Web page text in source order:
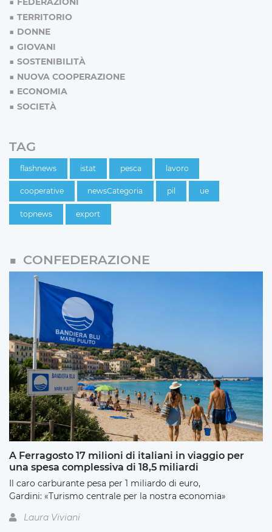
TERRITORIO
DONNE
GIOVANI
SOSTENIBILITÀ
NUOVA COOPERAZIONE
ECONOMIA
SOCIETÀ
TAG
flashnews istat pesca lavoro
cooperative newsCategoria pil ue
topnews export
CONFEDERAZIONE
A Ferragosto 17 milioni di italiani in viaggio per
una spesa complessiva di 18,5 miliardi
Il caro carburante pesa per 1 miliardo di euro,
Gardini: «Turismo centrale per la nostra economia»
Laura Viviani